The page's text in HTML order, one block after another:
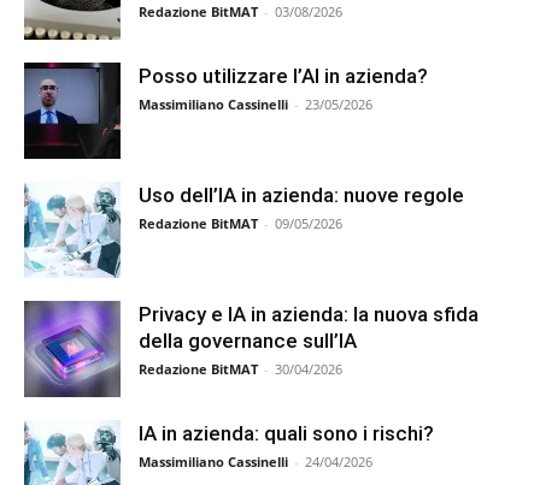
Redazione BitMAT - 03/08/2026
Posso utilizzare l’AI in azienda?
Massimiliano Cassinelli - 23/05/2026
Uso dell’IA in azienda: nuove regole
Redazione BitMAT - 09/05/2026
Privacy e IA in azienda: la nuova sfida
della governance sull’IA
Redazione BitMAT - 30/04/2026
IA in azienda: quali sono i rischi?
Massimiliano Cassinelli - 24/04/2026